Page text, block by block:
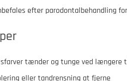
efter parodontalbehandling
tænder og tunge ved
eller tandrensning at fjerne